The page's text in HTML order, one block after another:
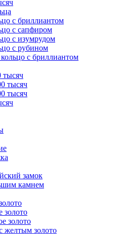
с бриллиантом
с сапфиром
с изумрудом
с рубином
с бриллиантом
тысяч
тысяч
тысяч
замок
камнем
золото
золото
желтым золото